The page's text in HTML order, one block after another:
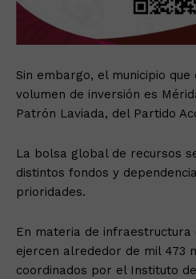
Sin embargo, el municipio
volumen de inversión es
Patrón Laviada, del Partido
La bolsa global de recursos
distintos fondos y
prioridades.
En materia de
ejercen alrededor de mil 473
coordinados por el Instituto